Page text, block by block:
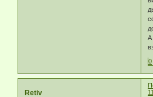
А
0
Retiv